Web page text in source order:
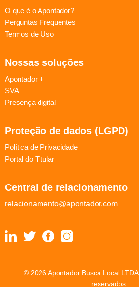
O que é o Apontador?
Perguntas Frequentes
Termos de Uso
Nossas soluções
Apontador +
SVA
Presença digital
Proteção de dados (LGPD)
Política de Privacidade
Portal do Titular
Central de relacionamento
relacionamento@apontador.com
© 2026 Apontador Busca Local
reservados.